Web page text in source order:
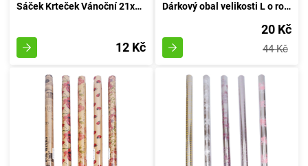
Sáček Krteček Vánoční 21x40 cm
12 Kč
Dárkový obal velikosti L o rozměrech 38x32x12 cm od značky Celorok
20 Kč
44 Kč